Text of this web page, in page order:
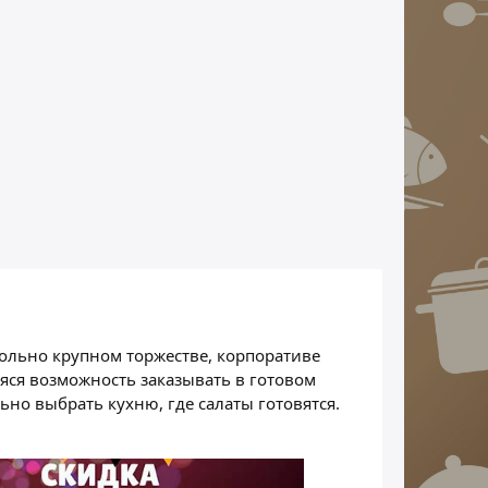
крупном торжестве, корпоративе
возможность заказывать в готовом
выбрать кухню, где салаты готовятся.